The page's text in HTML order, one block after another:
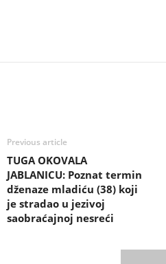
Previous article
TUGA OKOVALA
JABLANICU: Poznat termin
dženaze mladiću (38) koji
je stradao u jezivoj
saobraćajnoj nesreći